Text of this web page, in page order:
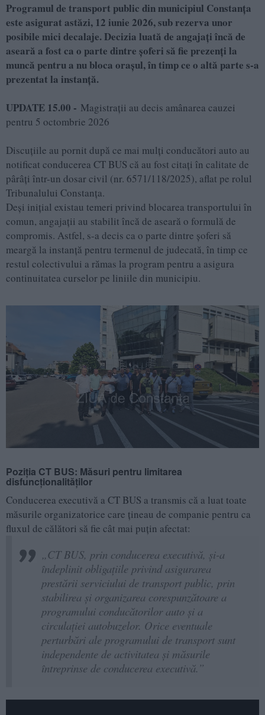
Programul de transport public din municipiul Constanța
este asigurat astăzi, 12 iunie 2026, sub rezerva unor
posibile mici decalaje. Decizia luată de angajați încă de
aseară a fost ca o parte dintre șoferi să fie prezenți la
muncă pentru a nu bloca orașul, în timp ce o altă parte s-a
prezentat la instanță.
UPDATE 15.00 - Magistrații au decis amânarea cauzei
pentru 5 octombrie 2026
Discuțiile au pornit după ce mai mulți conducători auto au
notificat conducerea CT BUS că au fost citați în calitate de
pârâți într-un dosar civil (nr. 6571/118/2025), aflat pe rolul
Tribunalului Constanța.
Deși inițial existau temeri privind blocarea transportului în
comun, angajații au stabilit încă de aseară o formulă de
compromis. Astfel, s-a decis ca o parte dintre șoferi să
meargă la instanță pentru termenul de judecată, în timp ce
restul colectivului a rămas la program pentru a asigura
continuitatea curselor pe liniile din municipiu.
Poziția CT BUS: Măsuri pentru limitarea
disfuncționalităților
Conducerea executivă a CT BUS a transmis că a luat toate
măsurile organizatorice care țineau de companie pentru ca
fluxul de călători să fie cât mai puțin afectat:
„CT BUS, prin conducerea executivă, și-a
îndeplinit obligațiile privind asigurarea
prestării serviciului de transport public, prin
stabilirea și organizarea corespunzătoare a
programului conducătorilor auto și a
circulației autobuzelor. Orice eventuale
perturbări ale programului de transport sunt
independente de activitatea și măsurile
întreprinse de conducerea executivă.”